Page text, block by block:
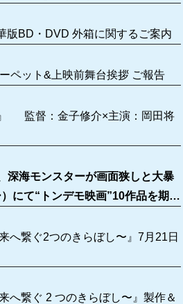
版BD・DVD 外箱に関するご案内
ペット&上映前舞台挨拶 ご報告
深海モンスターが画面狭しと大暴
にて“トンデモ映画”10作品を期間
へ繋ぐ2つのきらぼし〜』7月21日
へ繋ぐ 2 つのきらぼし〜』製作＆